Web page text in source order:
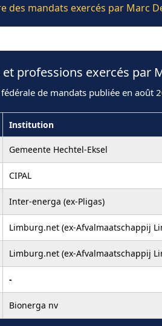
mandats exercés par Marc
professions exercés par
de mandats publiée en août
Institution
Gemeente Hechtel-Eksel
CIPAL
Inter-energa (ex-Pligas)
Limburg.net (ex-Afvalmaatschappij
Limburg.net (ex-Afvalmaatschappij
-
Bionerga nv